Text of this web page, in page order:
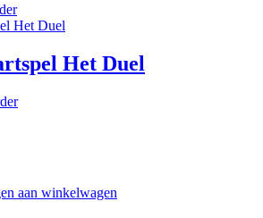
Het Duel
aan winkelwagen